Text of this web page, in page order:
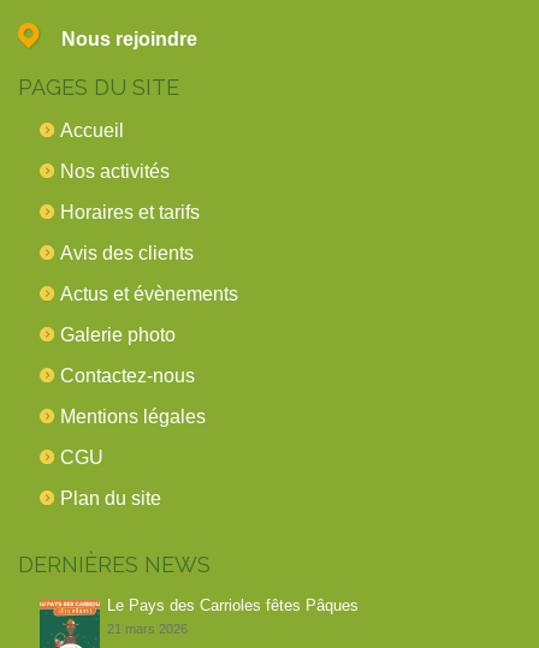
Nous rejoindre
PAGES DU SITE
Accueil
Nos activités
Horaires et tarifs
Avis des clients
Actus et évènements
Galerie photo
Contactez-nous
Mentions légales
CGU
Plan du site
DERNIÈRES NEWS
Le Pays des Carrioles fêtes Pâques
21 mars 2026